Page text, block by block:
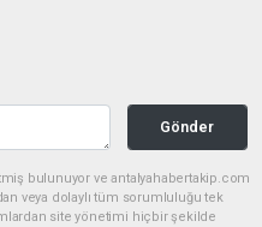
Gönder
bulunuyor ve antalyahabertakip.com
veya dolaylı tüm sorumluluğu tek
site yönetimi hiçbir şekilde